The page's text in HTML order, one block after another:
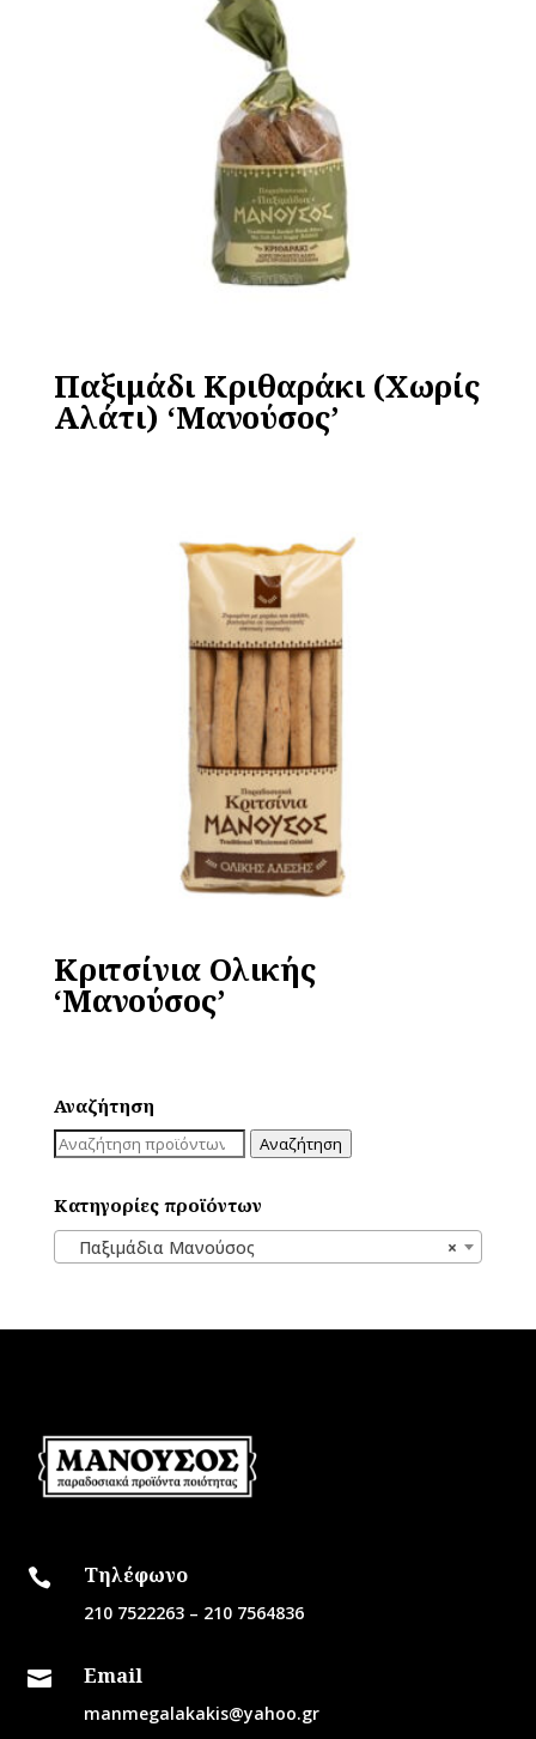
Παξιμάδι Κριθαράκι (Χωρίς
Αλάτι) ‘Μανούσος’
Κριτσίνια Ολικής
‘Μανούσος’
Αναζήτηση
Αναζήτηση
Αναζήτηση
Κατηγορίες προϊόντων
×
Παξιμάδια Μανούσος
 Τηλέφωνο
210 7522263– 210 7564836
 Email
manmegalakakis@yahoo.gr